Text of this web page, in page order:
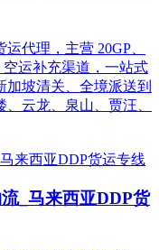
代理，主营 20GP、
运补充渠道，一站式
坡清关、全境派送到
云龙、泉山、贾汪、
_马来西亚DDP货